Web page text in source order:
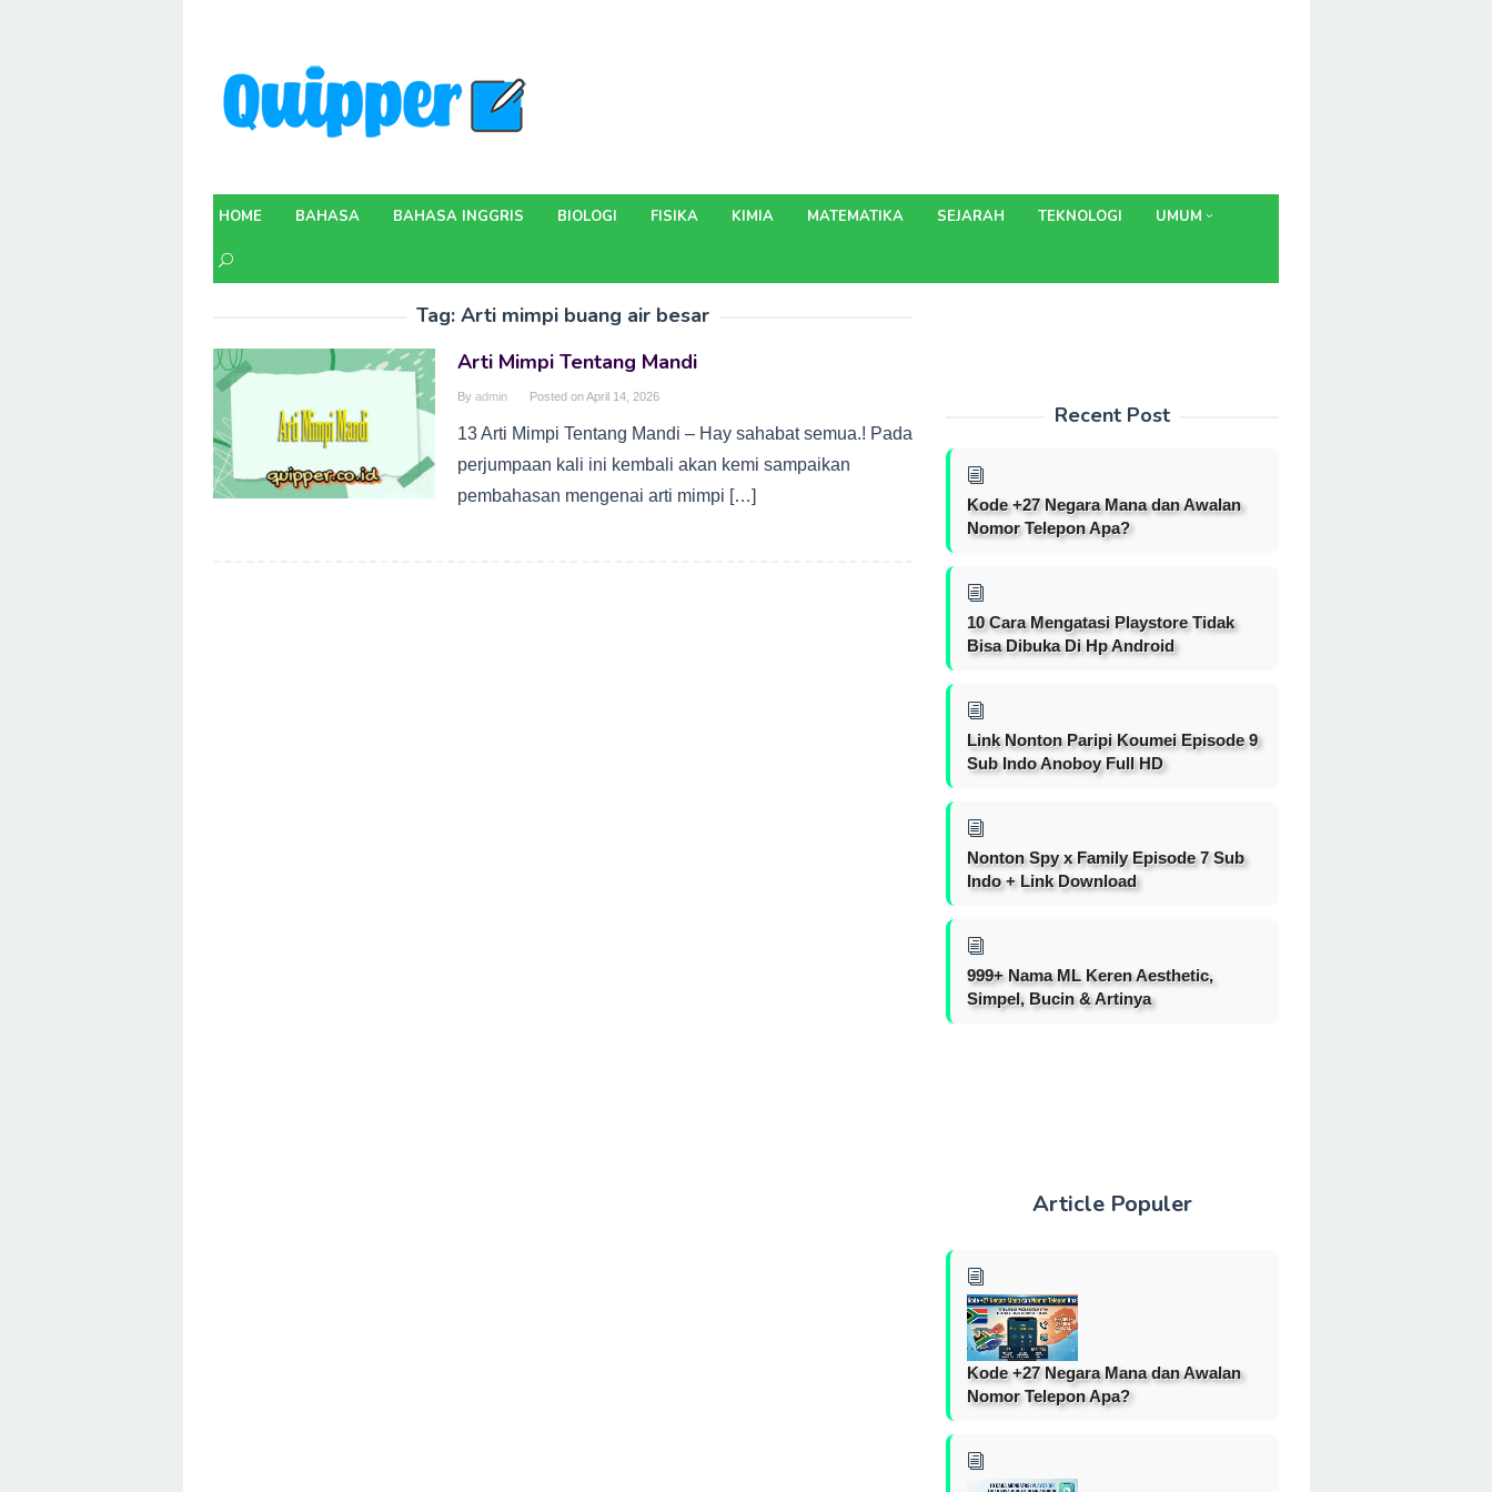
content
HOME BAHASA BAHASA INGGRIS BIOLOGI FISIKA KIMIA MATEMATIKA SEJARAH TEKNOLOGI UMUM
Tag: Arti mimpi buang air besar
Arti Mimpi Tentang Mandi
By admin Posted onApril 14, 2026
13 Arti Mimpi Tentang Mandi – Hay sahabat semua.! Pada
perjumpaan kali ini kembali akan kemi sampaikan
pembahasan mengenai arti mimpi […]
Recent Post
Kode +27 Negara Mana dan Awalan
Nomor Telepon Apa?
10 Cara Mengatasi Playstore Tidak
Bisa Dibuka Di Hp Android
Link Nonton Paripi Koumei Episode 9
Sub Indo Anoboy Full HD
Nonton Spy x Family Episode 7 Sub
Indo + Link Download
999+ Nama ML Keren Aesthetic,
Simpel, Bucin & Artinya
Article Populer
Kode +27 Negara Mana dan Awalan
Nomor Telepon Apa?